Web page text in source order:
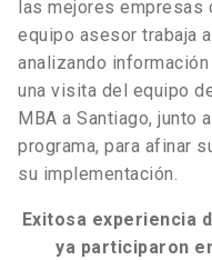
las mejores empresas
equipo asesor trabaja
analizando
una visita del equipo
MBA a Santiago,
programa, para afinar
su implementación.
Exitosa experiencia
ya participaron